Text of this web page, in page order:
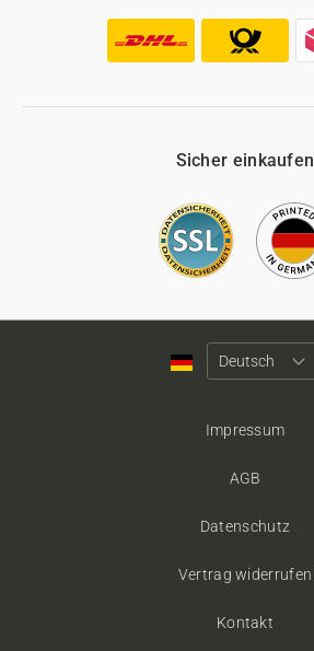
Sicher einkaufen
Impressum
AGB
Datenschutz
Vertrag widerrufen
Kontakt